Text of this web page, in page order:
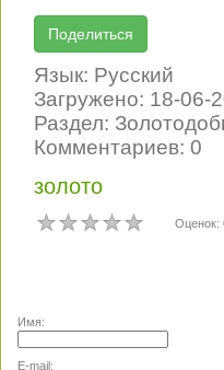
Язык: Русский
Загружено: 18-06-
Раздел:
Комментариев: 0
золото
Оценок:
Имя:
E-mail: